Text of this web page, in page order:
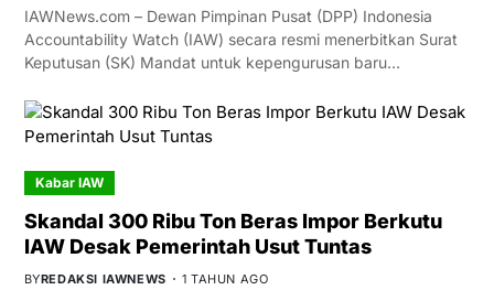
IAWNews.com – Dewan Pimpinan Pusat (DPP) Indonesia
Accountability Watch (IAW) secara resmi menerbitkan Surat
Keputusan (SK) Mandat untuk kepengurusan baru…
Kabar IAW
Skandal 300 Ribu Ton Beras Impor Berkutu
IAW Desak Pemerintah Usut Tuntas
BYREDAKSI IAWNEWS 1 TAHUN AGO